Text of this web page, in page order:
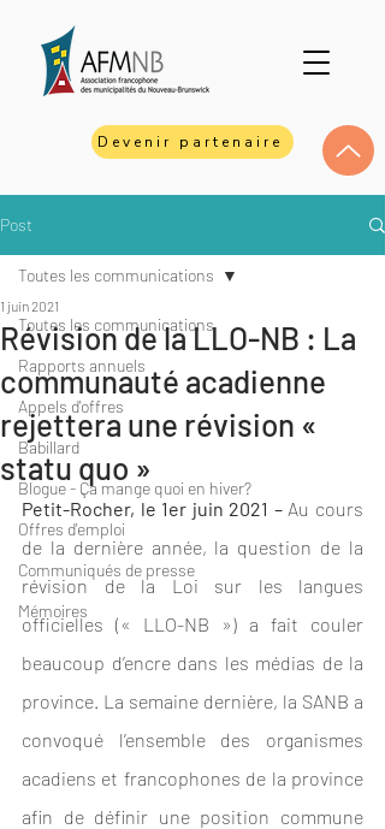
Devenir partenaire
Post
Toutes les communications
Rapports annuels
Appels d'offres
Babillard
Blogue - Ça mange quoi en hiver?
Offres d'emploi
Communiqués de presse
Mémoires
Toutes les communications
Révision de la LLO-NB : La
communauté acadienne
rejettera une révision «
statu quo »
1 juin 2021
Petit-Rocher, le 1er juin 2021 – Au cours
de la dernière année, la question de la
révision de la Loi sur les langues
officielles (« LLO-NB ») a fait couler
beaucoup d’encre dans les médias de la
province. La semaine dernière, la SANB a
convoqué l’ensemble des organismes
acadiens et francophones de la province
afin de définir une position commune